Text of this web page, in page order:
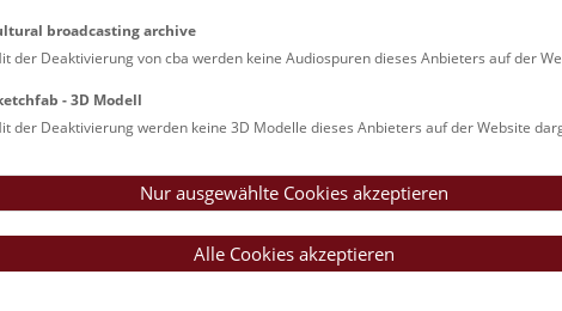
Dienstags ist das NHM Wien in der Regel geschlossen.
broadcasting archive
der Deaktivierung von cba werden keine Audiospuren dieses Anbieters auf der
- 3D Modell
der Deaktivierung werden keine 3D Modelle dieses Anbieters auf der Website
Nur ausgewählte Cookies akzeptieren
Alle Cookies akzeptieren